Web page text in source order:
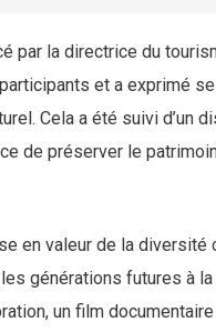
par la directrice du
et a exprimé
Cela a été suivi d’un
de préserver le
en valeur de la diversité
générations futures à la
un film